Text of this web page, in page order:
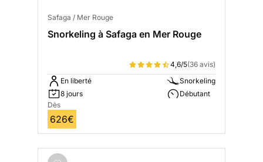
Safaga / Mer Rouge
Snorkeling à Safaga en Mer Rouge
4,6/5(36 avis)
En liberté
8 jours
Snorkeling
Débutant
Dès
626€